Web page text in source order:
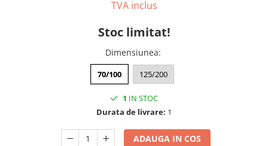
TVA inclus
Stoc limitat!
Dimensiunea:
70/100 125/200
1 IN STOC
Durata de livrare: 1
ADAUGA IN COS